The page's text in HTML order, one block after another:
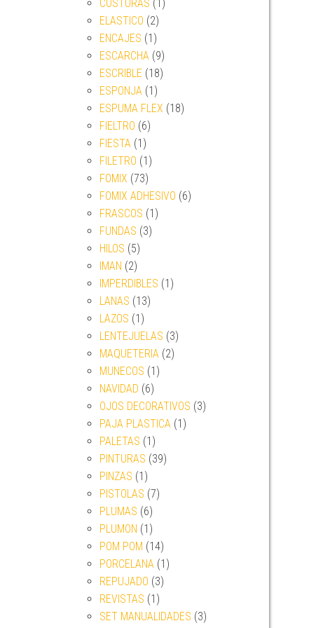
COSTURAS (1)
ELASTICO (2)
ENCAJES (1)
ESCARCHA (9)
ESCRIBLE (18)
ESPONJA (1)
ESPUMA FLEX (18)
FIELTRO (6)
FIESTA (1)
FILETRO (1)
FOMIX (73)
FOMIX ADHESIVO (6)
FRASCOS (1)
FUNDAS (3)
HILOS (5)
IMAN (2)
IMPERDIBLES (1)
LANAS (13)
LAZOS (1)
LENTEJUELAS (3)
MAQUETERIA (2)
MUNECOS (1)
NAVIDAD (6)
OJOS DECORATIVOS (3)
PAJA PLASTICA (1)
PALETAS (1)
PINTURAS (39)
PINZAS (1)
PISTOLAS (7)
PLUMAS (6)
PLUMON (1)
POM POM (14)
PORCELANA (1)
REPUJADO (3)
REVISTAS (1)
SET MANUALIDADES (3)